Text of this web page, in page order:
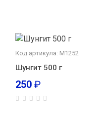
Код артикула: М1252
Шунгит 500 г
250 ₽